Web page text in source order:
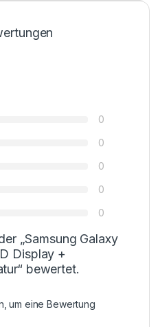
0
0
0
0
0
„Samsung Galaxy
Display +
bewertet.
um eine Bewertung